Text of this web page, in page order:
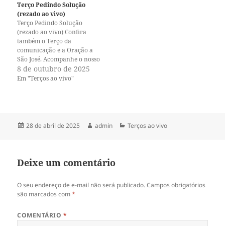
n
o
T
w
i
t
t
e
r
a
b
v
a
l
n
o
F
a
c
e
b
o
o
k
(
a
o
v
e
)
Terço Pedindo Solução
(rezado ao vivo)
Terço Pedindo Solução
(rezado ao vivo) Confira
também o Terço da
comunicação e a Oração a
São José. Acompanhe o nosso
canal no Youtube e o nosso
perfil no Instagram. A paz de
8 de outubro de 2025
Em "Terços ao vivo"
Publicado
28 de abril de 2025 Autor
admin Categorias
Terços ao vivo
Deixe um comentário
O seu endereço de e-mail não será publicado. Campos obrigatórios
são marcados com*
COMENTÁRIO *